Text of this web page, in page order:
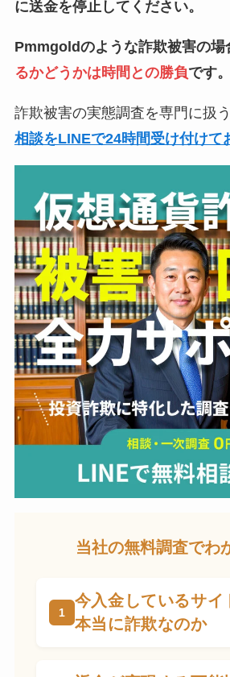
に送金を停止してください。
Pmmgoldのような詐欺被害の場
るかどうかは時間との勝負です。
詐欺被害の実態調査を専門に扱う
相談をLINEで24時間受け付けて
当社の無料調査でわ
今入金しているサイ
本当に詐欺なのか